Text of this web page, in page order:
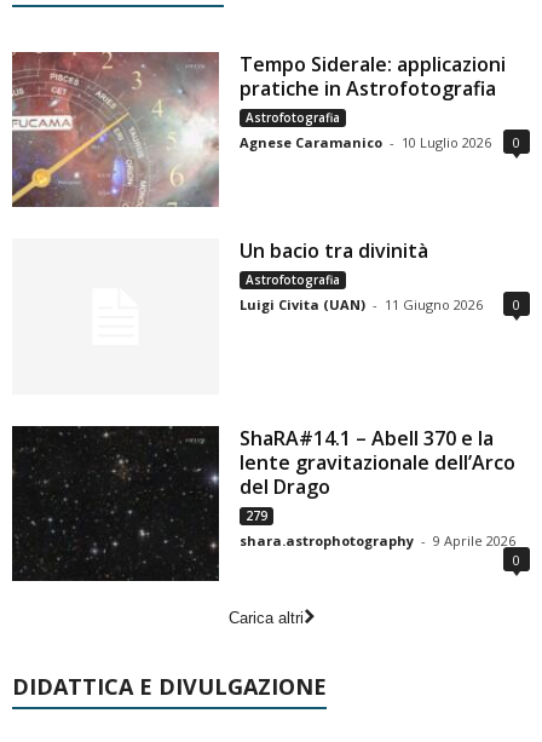
Tempo Siderale: applicazioni
pratiche in Astrofotografia
Astrofotografia
Agnese Caramanico - 10 Luglio 2026 0
Un bacio tra divinità
Astrofotografia
Luigi Civita (UAN) - 11 Giugno 2026 0
ShaRA#14.1 – Abell 370 e la
lente gravitazionale dell’Arco
del Drago
279
shara.astrophotography - 9 Aprile 2026
0
Carica altri
DIDATTICA E DIVULGAZIONE